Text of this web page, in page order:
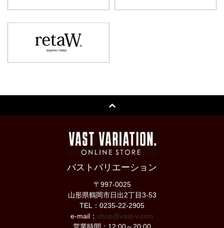
バストバリエーション
〒997-0025
山形県鶴岡市日出2丁目3-53
TEL：0235-22-2905
e-mail： shop@vast-v.com